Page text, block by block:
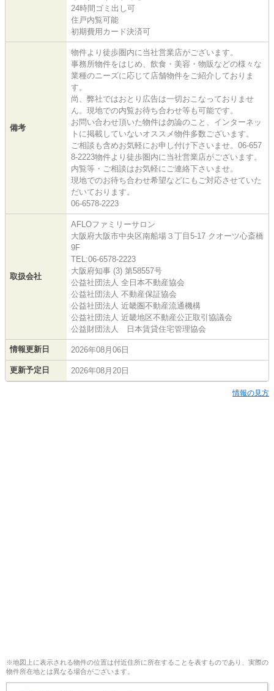
24時間ゴミ出し可
住戸内覧可能
初期費用カード決済可
備考
物件より徒歩圏内に当社営業店がございます。
事務所物件をはじめ、飲食・美容・物販などの様々な
業種のニーズに応じて店舗物件をご紹介しておりま
す。
尚、弊社ではおとり広告は一切おこなっておりませ
ん。現地での内覧お待ち合わせ等も可能です。
お問い合わせ頂いた物件は勿論のこと、インターネッ
トに掲載していないオススメ物件多数ございます。
ご相談も含めお気軽にお申し付け下さいませ。06-657
8-2223物件より徒歩圏内に当社営業店がございます。
内覧等・ご相談はお気軽にご連絡下さいませ。
現地でのお待ち合わせ希望などにもご対応させていた
だいております。
06-6578-2223
取扱会社
AFLOファミリーサロン
大阪府大阪市中央区南船場３丁目5-17 クオーツ心斎橋
9F
TEL:06-6578-2223
大阪府知事 (3) 第58557号
公益社団法人 全日本不動産協会
公益社団法人 不動産保証協会
公益社団法人 近畿圏不動産流通機構
公益社団法人 近畿地区不動産公正取引協議会
公益財団法人 日本賃貸住宅管理協会
情報更新日 2026年08月06日
更新予定日 2026年08月20日
情報の見方
※地図上に表示される物件の位置は付近住所に所在することを表すものであり、実際の
物件所在地とは異なる場合がございます。